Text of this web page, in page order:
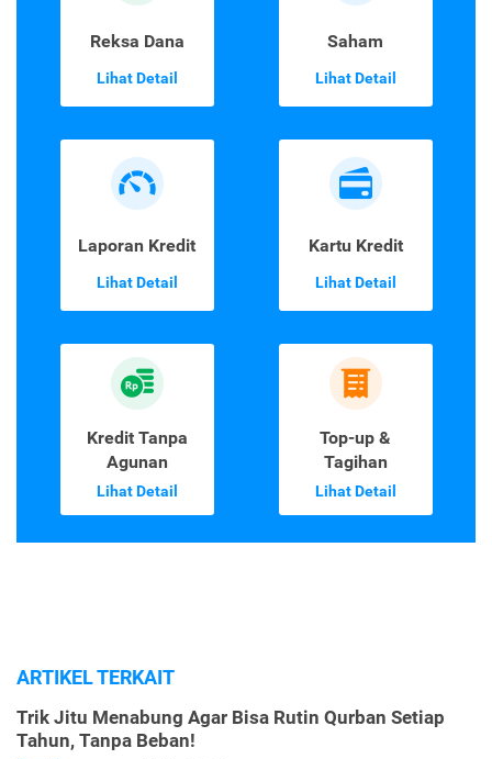
Reksa Dana
Lihat Detail
Saham
Lihat Detail
Laporan Kredit
Lihat Detail
Kartu Kredit
Lihat Detail
Kredit Tanpa
Agunan
Lihat Detail
Top-up &
Tagihan
Lihat Detail
ARTIKEL TERKAIT
Trik Jitu Menabung Agar Bisa Rutin Qurban Setiap
Tahun, Tanpa Beban!